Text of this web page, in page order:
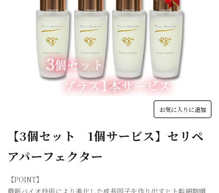
お気に入りに追加
【3個セット 1個サービス】セリペ
アパーフェクター
【POINT】
最新バイオ技術により進化した成長因子を作り出すヒト幹細胞順